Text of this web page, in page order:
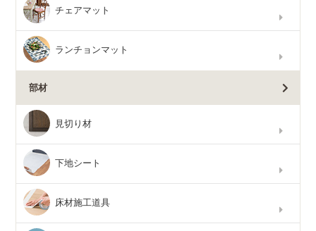
チェアマット
ランチョンマット
部材
見切り材
下地シート
床材施工道具